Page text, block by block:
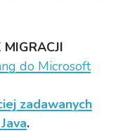
do Microsoft
zadawanych
.